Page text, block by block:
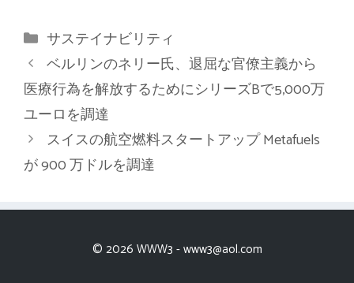
カ
テ
ゴ
リ
ー
サステイナビリティ
ベルリンのネリー氏、退屈な官僚主義から
医療行為を解放するためにシリーズBで5,000万
ユーロを調達
スイスの航空燃料スタートアップ Metafuels
が 900 万ドルを調達
© 2026 WWW3 -www3@aol.com